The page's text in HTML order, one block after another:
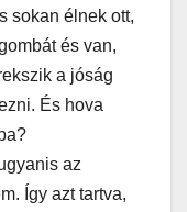
sokan élnek ott,
és van,
a jóság
És hova
az
Így azt tartva,